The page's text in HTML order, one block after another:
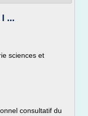
...
sciences et
consultatif du